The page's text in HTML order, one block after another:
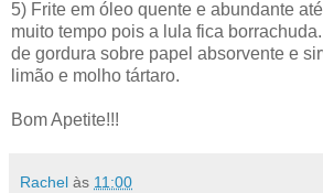
5) Frite em óleo quente e abundante
muito tempo pois a lula fica
de gordura sobre papel absorvente e
limão e molho tártaro.
Bom Apetite!!!
Rachel às 11:00